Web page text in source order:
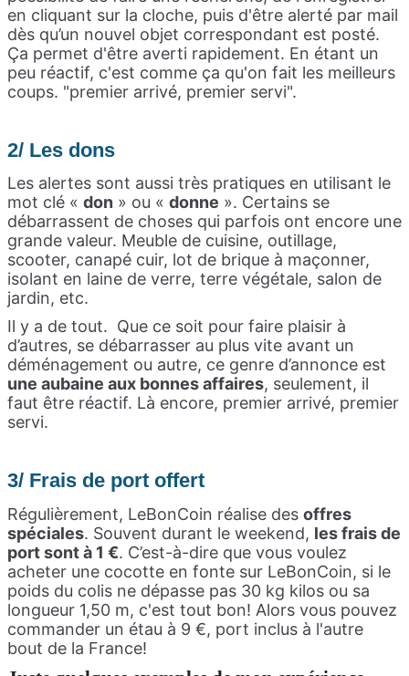
en cliquant sur la cloche, puis d'être alerté par mail
dès qu’un nouvel objet correspondant est posté.
Ça permet d'être averti rapidement. En étant un
peu réactif, c'est comme ça qu'on fait les meilleurs
coups. "premier arrivé, premier servi".
2/ Les dons
Les alertes sont aussi très pratiques en utilisant le
mot clé « don » ou « donne ». Certains se
débarrassent de choses qui parfois ont encore une
grande valeur. Meuble de cuisine, outillage,
scooter, canapé cuir, lot de brique à maçonner,
isolant en laine de verre, terre végétale, salon de
jardin, etc.
Il y a de tout. Que ce soit pour faire plaisir à
d’autres, se débarrasser au plus vite avant un
déménagement ou autre, ce genre d’annonce est
une aubaine aux bonnes affaires, seulement, il
faut être réactif. Là encore, premier arrivé, premier
servi.
3/ Frais de port offert
Régulièrement, LeBonCoin réalise des offres
spéciales. Souvent durant le weekend, les frais de
port sont à 1 €. C’est-à-dire que vous voulez
acheter une cocotte en fonte sur LeBonCoin, si le
poids du colis ne dépasse pas 30 kg kilos ou sa
longueur 1,50 m, c'est tout bon! Alors vous pouvez
commander un étau à 9 €, port inclus à l'autre
bout de la France!